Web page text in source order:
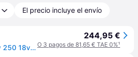
El precio incluye el envío
Gardena Powersaw 250 18v Motosierra Inalámbrica Negro Turquesa
244,95 €
O 3 pagos de 81,65 € TAE 0%¹